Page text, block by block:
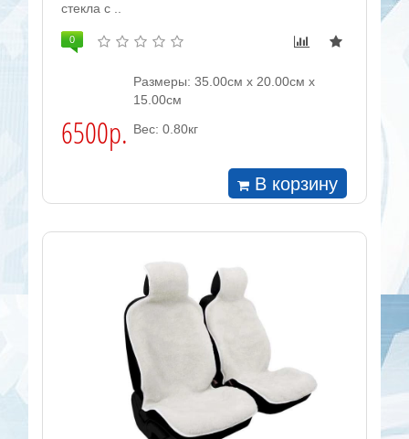
стекла с ..
0
6500р.
Размеры: 35.00см x 20.00см x
15.00см
Вес: 0.80кг
В корзину